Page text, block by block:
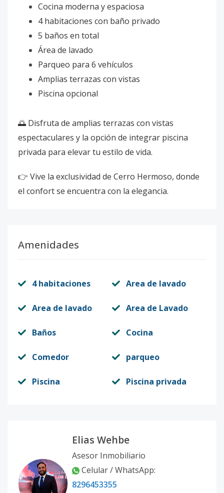
Cocina moderna y espaciosa
4 habitaciones con baño privado
5 baños en total
Área de lavado
Parqueo para 6 vehículos
Amplias terrazas con vistas
Piscina opcional
🌅 Disfruta de amplias terrazas con vistas
espectaculares y la opción de integrar piscina
privada para elevar tu estilo de vida.
👉 Vive la exclusividad de Cerro Hermoso, donde
el confort se encuentra con la elegancia.
Amenidades
4 habitaciones Area de lavado
Area de lavado Area de Lavado
Baños Cocina
Comedor parqueo
Piscina Piscina privada
Elias Wehbe
Asesor Inmobiliario
Celular / WhatsApp:
8296453355